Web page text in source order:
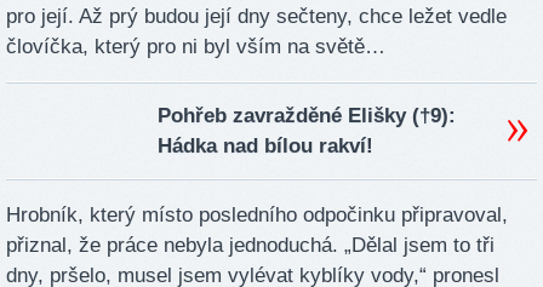
pro její. Až prý budou její dny sečteny, chce ležet vedle
človíčka, který pro ni byl vším na světě…
Pohřeb zavražděné Elišky (†9):
Hádka nad bílou rakví!
Hrobník, který místo posledního odpočinku připravoval,
přiznal, že práce nebyla jednoduchá. „Dělal jsem to tři
dny, pršelo, musel jsem vylévat kyblíky vody,“ pronesl